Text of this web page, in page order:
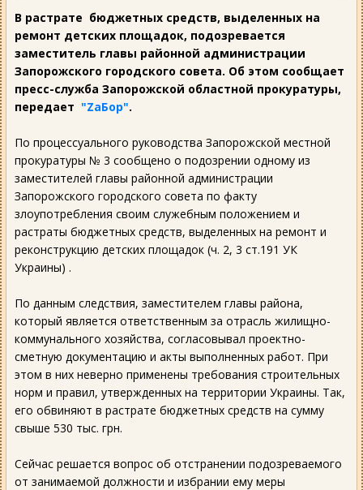
В растрате бюджетных средств, выделенных на
ремонт детских площадок, подозревается
заместитель главы районной администрации
Запорожского городского совета. Об этом сообщает
пресс-служба Запорожской областной прокуратуры,
передает "ZаБор".
По процессуального руководства Запорожской местной
прокуратуры № 3 сообщено о подозрении одному из
заместителей главы районной администрации
Запорожского городского совета по факту
злоупотребления своим служебным положением и
растраты бюджетных средств, выделенных на ремонт и
реконструкцию детских площадок (ч. 2, 3 ст.191 УК
Украины) .
По данным следствия, заместителем главы района,
который является ответственным за отрасль жилищно-
коммунального хозяйства, согласовывал проектно-
сметную документацию и акты выполненных работ. При
этом в них неверно применены требования строительных
норм и правил, утвержденных на территории Украины. Так,
его обвиняют в растрате бюджетных средств на сумму
свыше 530 тыс. грн.
Сейчас решается вопрос об отстранении подозреваемого
от занимаемой должности и избрании ему меры